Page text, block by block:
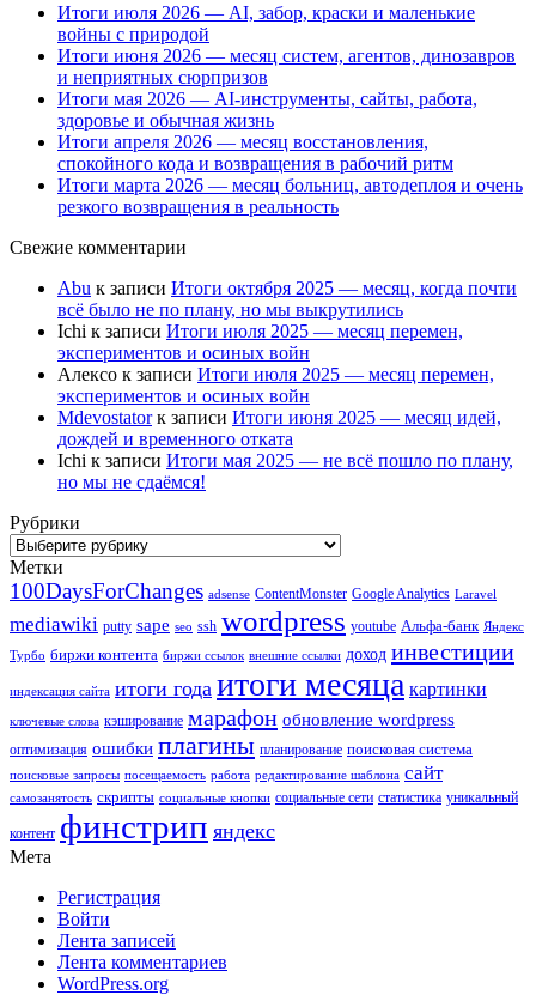
Итоги июля 2026 — AI, забор, краски и маленькие
войны с природой
Итоги июня 2026 — месяц систем, агентов, динозавров
и неприятных сюрпризов
Итоги мая 2026 — AI-инструменты, сайты, работа,
здоровье и обычная жизнь
Итоги апреля 2026 — месяц восстановления,
спокойного кода и возвращения в рабочий ритм
Итоги марта 2026 — месяц больниц, автодеплоя и очень
резкого возвращения в реальность
Свежие комментарии
Abu к записи Итоги октября 2025 — месяц, когда почти
всё было не по плану, но мы выкрутились
Ichi к записи Итоги июля 2025 — месяц перемен,
экспериментов и осиных войн
Алексо к записи Итоги июля 2025 — месяц перемен,
экспериментов и осиных войн
Mdevostatorк записи Итоги июня 2025 — месяц идей,
дождей и временного отката
Ichi к записи Итоги мая 2025 — не всё пошло по плану,
но мы не сдаёмся!
Рубрики
Рубрики
Метки
100DaysForChanges adsense ContentMonster Google Analytics Laravel
mediawiki putty sape seo ssh wordpress youtube Альфа-банк Яндекс
Турбо биржи контента биржи ссылок внешние ссылки доход инвестиции
индексация сайта итоги года итоги месяца картинки
ключевые слова кэширование марафон обновление wordpress
оптимизация ошибки плагины планирование поисковая система
поисковые запросы посещаемость работа редактирование шаблона сайт
самозанятость скрипты социальные кнопки социальные сети статистика уникальный
контент финстрип яндекс
Мета
Регистрация
Войти
Лента записей
Лента комментариев
WordPress.org